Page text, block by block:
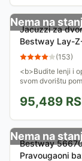
Nema na
Jacuzzi za
Bestway Lay-
Grejačem(153)
<b>Budite lenji i
svom dvorištu
</b>
95,489
Nema na
Bestway
Pravougaoni